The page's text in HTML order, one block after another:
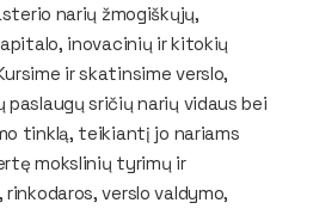
narių žmogiškųjų,
inovacinių ir kitokių
ir skatinsime verslo,
paslaugų sričių narių vidaus bei
tinklą, teikiantį jo nariams
mokslinių tyrimų ir
verslo valdymo,